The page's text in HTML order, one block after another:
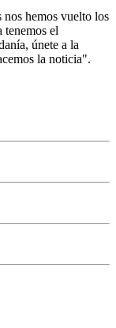
hemos vuelto los
tenemos el
únete a la
la noticia".